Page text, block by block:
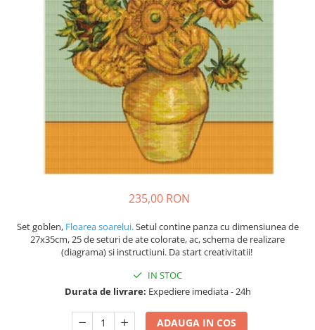
235,00 RON
Set goblen, Floarea soarelui.Setul contine panza cu dimensiunea de
27x35cm, 25 de seturi de ate colorate, ac, schema de realizare
(diagrama) si instructiuni. Da start creativitatii!
IN STOC
Durata de livrare: Expediere imediata - 24h
ADAUGA IN COS